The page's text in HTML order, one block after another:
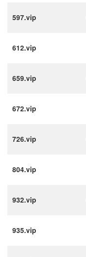
597.vip
612.vip
659.vip
672.vip
726.vip
804.vip
932.vip
935.vip